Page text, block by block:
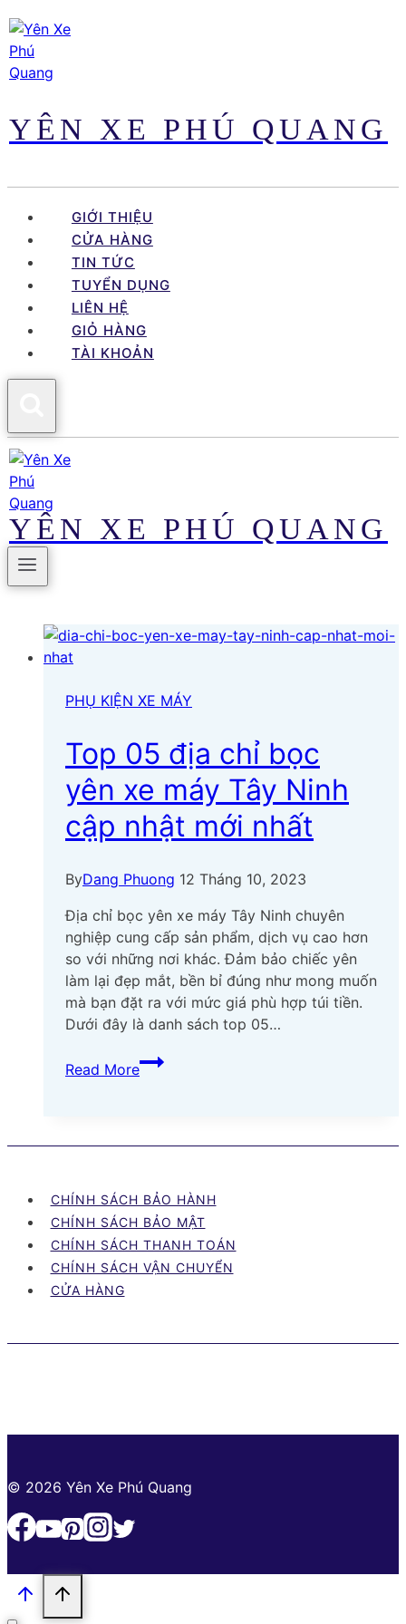
Skip
content
YÊN XE PHÚ QUANG
GIỚI THIỆU
CỬA HÀNG
TIN TỨC
TUYỂN DỤNG
LIÊN HỆ
GIỎ HÀNG
TÀI KHOẢN
YÊN XE PHÚ QUANG
PHỤ KIỆN XE MÁY
Top 05 địa chỉ bọc
yên xe máy Tây Ninh
cập nhật mới nhất
ByDang Phuong 12 Tháng 10, 2023
Địa chỉ bọc yên xe máy Tây Ninh chuyên
nghiệp cung cấp sản phẩm, dịch vụ cao hơn
so với những nơi khác. Đảm bảo chiếc yên
làm lại đẹp mắt, bền bỉ đúng như mong muốn
mà bạn đặt ra với mức giá phù hợp túi tiền.
Dưới đây là danh sách top 05…
Read More
Top
05
bọc
xe
máy
Tây
Ninh
cập
nhất
CHÍNH SÁCH BẢO HÀNH
CHÍNH SÁCH BẢO MẬT
CHÍNH SÁCH THANH TOÁN
CHÍNH SÁCH VẬN CHUYỂN
CỬA HÀNG
© 2026 Yên Xe Phú Quang